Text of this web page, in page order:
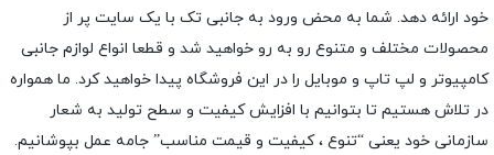
خود ارائه دهد. شما به محض ورود به جانبی تک با یک سایت پر از
محصولات مختلف و متنوع رو به رو خواهید شد و قطعا انواع لوازم جانبی
کامپیوتر و لپ تاپ و موبایل را در این فروشگاه پیدا خواهید کرد. ما همواره
در تلاش هستیم تا بتوانیم با افزایش کیفیت و سطح تولید به شعار
سازمانی خود یعنی “تنوع ، کیفیت و قیمت مناسب” جامه عمل بپوشانیم.